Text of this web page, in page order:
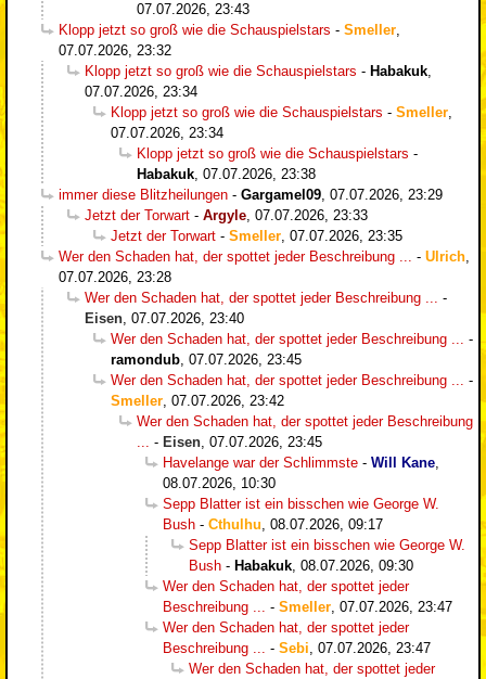
07.07.2026, 23:43
Klopp jetzt so groß wie die Schauspielstars - Smeller,
07.07.2026, 23:32
Klopp jetzt so groß wie die Schauspielstars - Habakuk,
07.07.2026, 23:34
Klopp jetzt so groß wie die Schauspielstars - Smeller,
07.07.2026, 23:34
Klopp jetzt so groß wie die Schauspielstars -
Habakuk, 07.07.2026, 23:38
immer diese Blitzheilungen - Gargamel09, 07.07.2026, 23:29
Jetzt der Torwart - Argyle, 07.07.2026, 23:33
Jetzt der Torwart - Smeller, 07.07.2026, 23:35
Wer den Schaden hat, der spottet jeder Beschreibung ... - Ulrich,
07.07.2026, 23:28
Wer den Schaden hat, der spottet jeder Beschreibung ... -
Eisen, 07.07.2026, 23:40
Wer den Schaden hat, der spottet jeder Beschreibung ... -
ramondub, 07.07.2026, 23:45
Wer den Schaden hat, der spottet jeder Beschreibung ... -
Smeller, 07.07.2026, 23:42
Wer den Schaden hat, der spottet jeder Beschreibung
... - Eisen, 07.07.2026, 23:45
Havelange war der Schlimmste - Will Kane,
08.07.2026, 10:30
Sepp Blatter ist ein bisschen wie George W.
Bush - Cthulhu, 08.07.2026, 09:17
Sepp Blatter ist ein bisschen wie George W.
Bush - Habakuk, 08.07.2026, 09:30
Wer den Schaden hat, der spottet jeder
Beschreibung ... - Smeller, 07.07.2026, 23:47
Wer den Schaden hat, der spottet jeder
Beschreibung ... - Sebi, 07.07.2026, 23:47
Wer den Schaden hat, der spottet jeder